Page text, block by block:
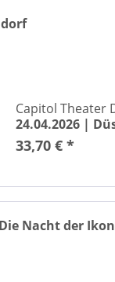
Capitol Theater
24.04.2026 |
33,70 € *
Nacht der